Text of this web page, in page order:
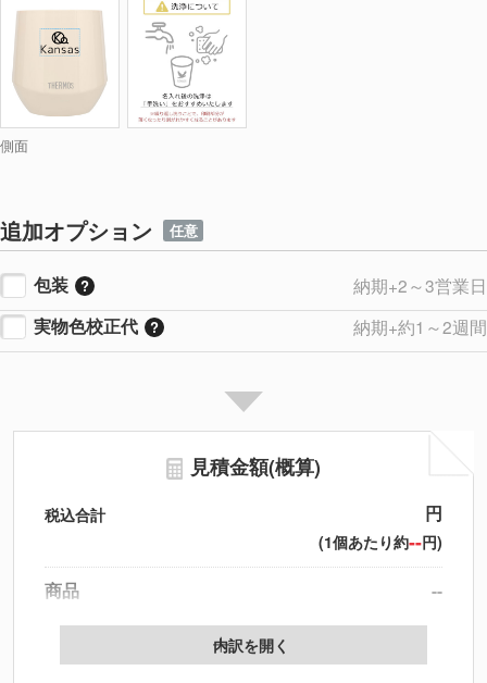
側面
追加オプション 任意
包装
納期+2～3営業日
実物色校正代
納期+約1～2週間
見積金額(概算)
税込合計 円
(1個あたり約--円)
商品
--
製版代
印刷代
内訳を開く